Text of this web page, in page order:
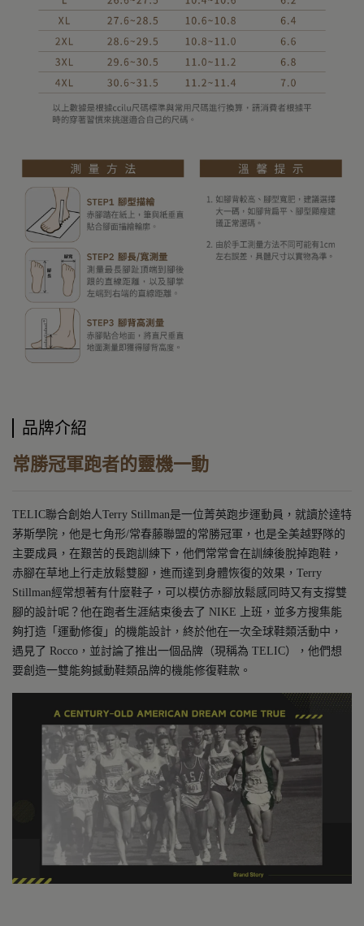
品牌介紹
常勝冠軍跑者的靈機一動
TELIC聯合創始人Terry Stillman是一位菁英跑步運動員，就讀於達特
茅斯學院，他是七角形/常春藤聯盟的常勝冠軍，也是全美越野隊的
主要成員，在艱苦的長跑訓練下，他們常常會在訓練後脫掉跑鞋，
赤腳在草地上行走放鬆雙腳，進而達到身體恢復的效果，Terry
Stillman經常想著有什麼鞋子，可以模仿赤腳放鬆感同時又有支撐雙
腳的設計呢？他在跑者生涯結束後去了 NIKE 上班，並多方搜集能
夠打造「運動修復」的機能設計，終於他在一次全球鞋類活動中，
遇見了 Rocco，並討論了推出一個品牌（現稱為 TELIC），他們想
要創造一雙能夠撼動鞋類品牌的機能修復鞋款。